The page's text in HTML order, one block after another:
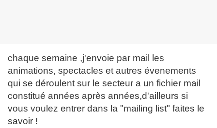
chaque semaine ,j'envoie par mail les
animations, spectacles et autres évenements
qui se déroulent sur le secteur a un fichier mail
constitué années après années,d'ailleurs si
vous voulez entrer dans la "mailing list" faites le
savoir !